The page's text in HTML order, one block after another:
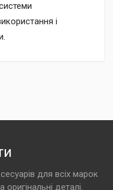
і
для всіх марок
деталі.